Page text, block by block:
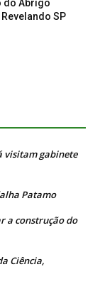
do Abrigo
SP
visitam gabinete
Patamo
a construção do
Ciência,